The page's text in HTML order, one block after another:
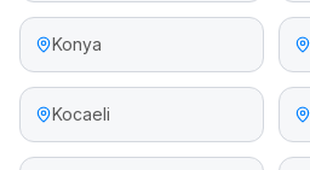
Konya
Kocaeli